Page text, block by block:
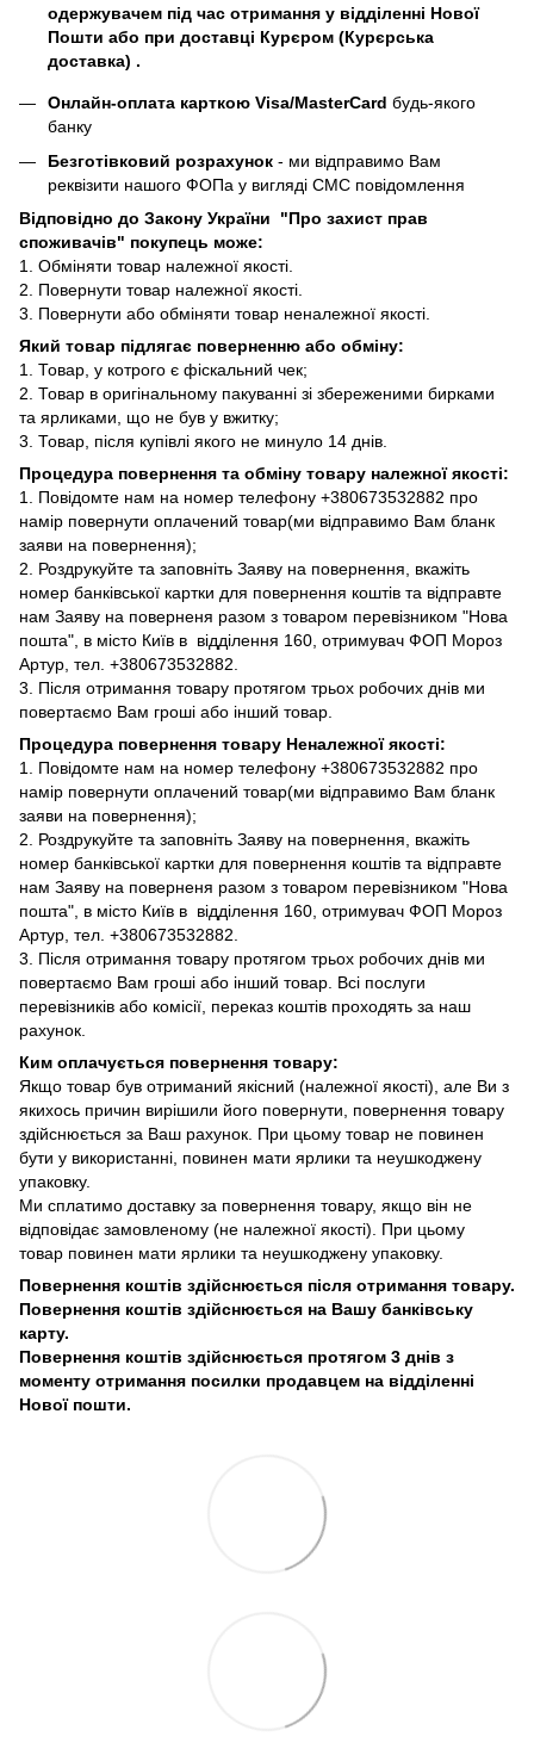
одержувачем під час отримання у відділенні Нової
Пошти або при доставці Курєром (Курєрська
доставка) .
Онлайн-оплата карткою Visa/MasterCard будь-якого
банку
Безготівковий розрахунок - ми відправимо Вам
реквізити нашого ФОПа у вигляді СМС повідомлення
Відповідно до Закону України "Про захист прав
споживачів" покупець може:
1. Обміняти товар належної якості.
2. Повернути товар належної якості.
3. Повернути або обміняти товар неналежної якості.
Який товар підлягає поверненню або обміну:
1. Товар, у котрого є фіскальний чек;
2. Товар в оригінальному пакуванні зі збереженими бирками
та ярликами, що не був у вжитку;
3. Товар, після купівлі якого не минуло 14 днів.
Процедура повернення та обміну товару належної якості:
1. Повідомте нам на номер телефону +380673532882 про
намір повернути оплачений товар(ми відправимо Вам бланк
заяви на повернення);
2. Роздрукуйте та заповніть Заяву на повернення, вкажіть
номер банківської картки для повернення коштів та відправте
нам Заяву на поверненя разом з товаром перевізником "Нова
пошта", в місто Київ в відділення 160, отримувач ФОП Мороз
Артур, тел. +380673532882.
3. Після отримання товару протягом трьох робочих днів ми
повертаємо Вам гроші або інший товар.
Процедура повернення товару Неналежної якості:
1. Повідомте нам на номер телефону +380673532882 про
намір повернути оплачений товар(ми відправимо Вам бланк
заяви на повернення);
2. Роздрукуйте та заповніть Заяву на повернення, вкажіть
номер банківської картки для повернення коштів та відправте
нам Заяву на поверненя разом з товаром перевізником "Нова
пошта", в місто Київ в відділення 160, отримувач ФОП Мороз
Артур, тел. +380673532882.
3. Після отримання товару протягом трьох робочих днів ми
повертаємо Вам гроші або інший товар. Всі послуги
перевізників або комісії, переказ коштів проходять за наш
рахунок.
Ким оплачується повернення товару:
Якщо товар був отриманий якісний (належної якості), але Ви з
якихось причин вирішили його повернути, повернення товару
здійснюється за Ваш рахунок. При цьому товар не повинен
бути у використанні, повинен мати ярлики та неушкоджену
упаковку.
Ми сплатимо доставку за повернення товару, якщо він не
відповідає замовленому (не належної якості). При цьому
товар повинен мати ярлики та неушкоджену упаковку.
Повернення коштів здійснюється після отримання товару.
Повернення коштів здійснюється на Вашу банківську
карту.
Повернення коштів здійснюється протягом 3 днів з
моменту отримання посилки продавцем на відділенні
Нової пошти.